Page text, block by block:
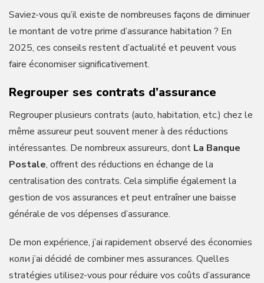
Saviez-vous qu’il existe de nombreuses façons de diminuer
le montant de votre prime d’assurance habitation ? En
2025, ces conseils restent d’actualité et peuvent vous
faire économiser significativement.
Regrouper ses contrats d’assurance
Regrouper plusieurs contrats (auto, habitation, etc.) chez le
même assureur peut souvent mener à des réductions
intéressantes. De nombreux assureurs, dont La Banque
Postale, offrent des réductions en échange de la
centralisation des contrats. Cela simplifie également la
gestion de vos assurances et peut entraîner une baisse
générale de vos dépenses d’assurance.
De mon expérience, j’ai rapidement observé des économies
коли j’ai décidé de combiner mes assurances. Quelles
stratégies utilisez-vous pour réduire vos coûts d’assurance